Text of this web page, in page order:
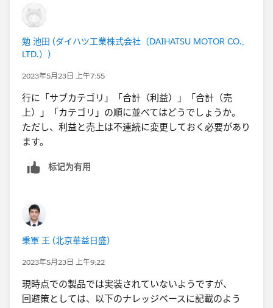
nk
勉 池田 (ダイハツ工業株式会社（DAIHATSU MOTOR CO.,
LTD.）)
2023年5月23日 上午7:55
行に「サブカテゴリ」「合計（利益）」「合計（売
上）」「カテゴリ」の順に並べてはどうでしょうか。
ただし、利益と売上は不連続に変更しておく必要があり
ます。
标记为有用
秉軍 王 (北京華益日盛)
2023年5月23日 上午9:22
現時点での製品では実装されていないようですが、
回避策としては、以下のナレッジベースに記載のよう